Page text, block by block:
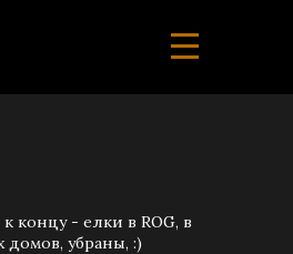
концу - елки в ROG, в
домов, убраны, :)